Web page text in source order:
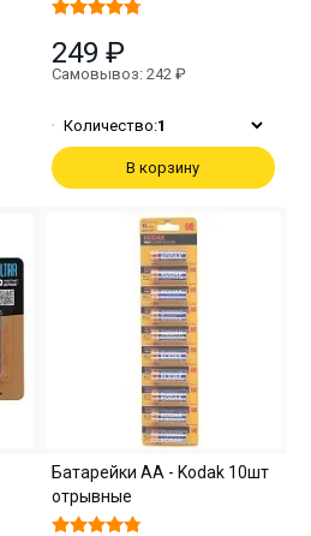
249 ₽
Самовывоз: 242 ₽
Количество:1
В корзину
Батарейки АА - Kodak 10шт
отрывные